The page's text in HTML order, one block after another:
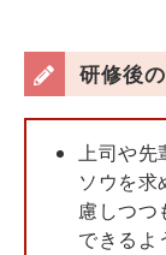
研修後
上司や先
ソウを求
慮しつつ
できるよ